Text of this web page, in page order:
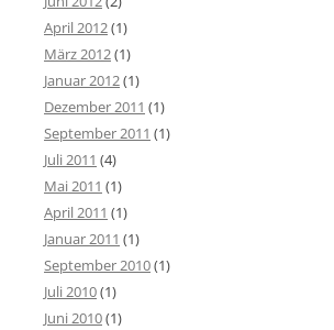
April 2012(1)
März 2012(1)
Januar 2012(1)
Dezember 2011 (1)
September 2011 (1)
Juli 2011 (4)
Mai 2011 (1)
April 2011 (1)
Januar 2011 (1)
September 2010(1)
Juli 2010(1)
Juni 2010(1)